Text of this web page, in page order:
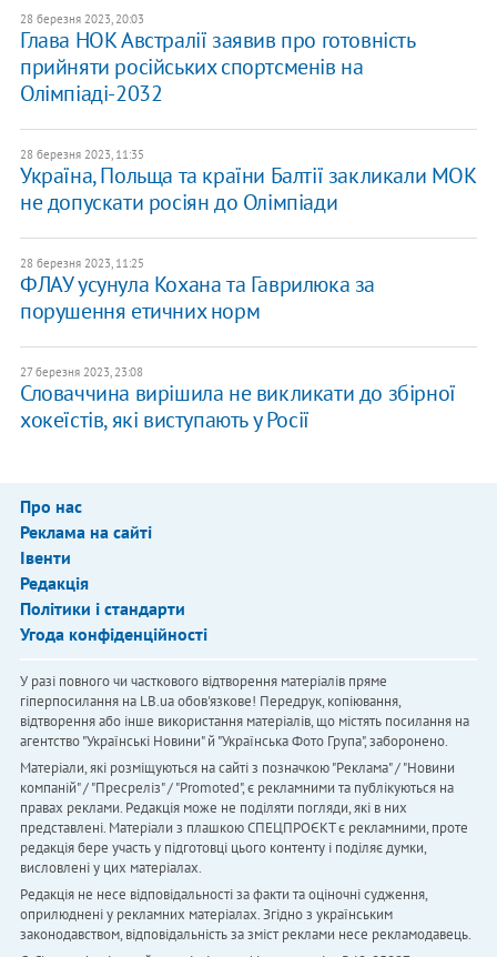
28 березня 2023, 20:03
Глава НОК Австралії заявив про готовність
прийняти російських спортсменів на
Олімпіаді-2032
28 березня 2023, 11:35
Україна, Польща та країни Балтії закликали МОК
не допускати росіян до Олімпіади
28 березня 2023, 11:25
ФЛАУ усунула Кохана та Гаврилюка за
порушення етичних норм
27 березня 2023, 23:08
Словаччина вирішила не викликати до збірної
хокеїстів, які виступають у Росії
Про нас
Реклама на сайті
Івенти
Редакція
Політики і стандарти
Угода конфіденційності
У разі повного чи часткового відтворення матеріалів пряме
гіперпосилання на LB.ua обов'язкове! Передрук, копіювання,
відтворення або інше використання матеріалів, що містять посилання на
агентство "Українськi Новини" й "Українська Фото Група", заборонено.
Матеріали, які розміщуються на сайті з позначкою "Реклама" / "Новини
компаній" / "Пресреліз" / "Promoted", є рекламними та публікуються на
правах реклами. Редакція може не поділяти погляди, які в них
представлені. Матеріали з плашкою СПЕЦПРОЄКТ є рекламними, проте
редакція бере участь у підготовці цього контенту і поділяє думки,
висловлені у цих матеріалах.
Редакція не несе відповідальності за факти та оціночні судження,
оприлюднені у рекламних матеріалах. Згідно з українським
законодавством, відповідальність за зміст реклами несе рекламодавець.